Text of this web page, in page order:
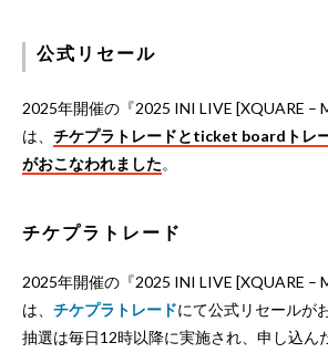
公式リセール
2025年開催の『2025 INI LIVE [XQUARE –
は、 チケプラトレードとticket boardトレ
がおこなわれました。
チケプラトレード
2025年開催の『2025 INI LIVE [XQUARE –
は、 チケプラトレードにて公式リセールが
抽選は毎日12時以降に実施され、申し込ん